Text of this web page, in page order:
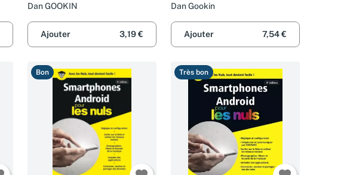
Dan GOOKIN
Ajouter 3,19 €
Dan Gookin
Ajouter 7,54 €
Bon Très bon